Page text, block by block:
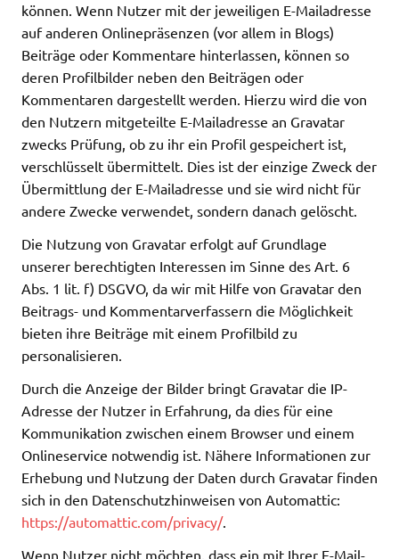
können. Wenn Nutzer mit der jeweiligen E-Mailadresse
auf anderen Onlinepräsenzen (vor allem in Blogs)
Beiträge oder Kommentare hinterlassen, können so
deren Profilbilder neben den Beiträgen oder
Kommentaren dargestellt werden. Hierzu wird die von
den Nutzern mitgeteilte E-Mailadresse an Gravatar
zwecks Prüfung, ob zu ihr ein Profil gespeichert ist,
verschlüsselt übermittelt. Dies ist der einzige Zweck der
Übermittlung der E-Mailadresse und sie wird nicht für
andere Zwecke verwendet, sondern danach gelöscht.
Die Nutzung von Gravatar erfolgt auf Grundlage
unserer berechtigten Interessen im Sinne des Art. 6
Abs. 1 lit. f) DSGVO, da wir mit Hilfe von Gravatar den
Beitrags- und Kommentarverfassern die Möglichkeit
bieten ihre Beiträge mit einem Profilbild zu
personalisieren.
Durch die Anzeige der Bilder bringt Gravatar die IP-
Adresse der Nutzer in Erfahrung, da dies für eine
Kommunikation zwischen einem Browser und einem
Onlineservice notwendig ist. Nähere Informationen zur
Erhebung und Nutzung der Daten durch Gravatar finden
sich in den Datenschutzhinweisen von Automattic:
https://automattic.com/privacy/.
Wenn Nutzer nicht möchten, dass ein mit Ihrer E-Mail-